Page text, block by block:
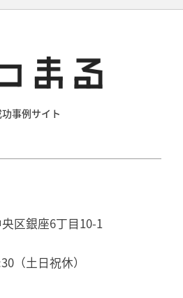
功事例サイト
区銀座6丁目10-1
（土日祝休）